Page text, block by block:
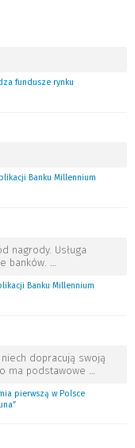
fundusze rynku
Banku Millennium
nagrody. Usługa
banków. …
Banku Millennium
dopracują swoją
ma podstawowe …
pierwszą w Polsce